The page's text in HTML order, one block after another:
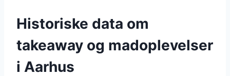
Historiske data om
takeaway og madoplevelser
i Aarhus